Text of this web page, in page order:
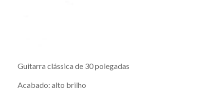
Guitarra clássica de 30 polegadas
Acabado: alto brilho